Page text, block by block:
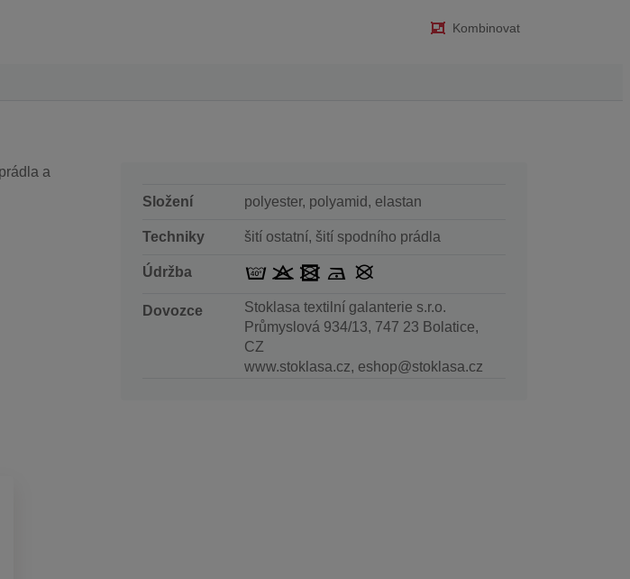
Kombinovat
a
Složení polyester, polyamid, elastan
Techniky šití ostatní, šití spodního prádla
Údržba
Dovozce
Stoklasa textilní galanterie s.r.o.
Průmyslová 934/13, 747 23 Bolatice,
CZ
www.stoklasa.cz, eshop@stoklasa.cz